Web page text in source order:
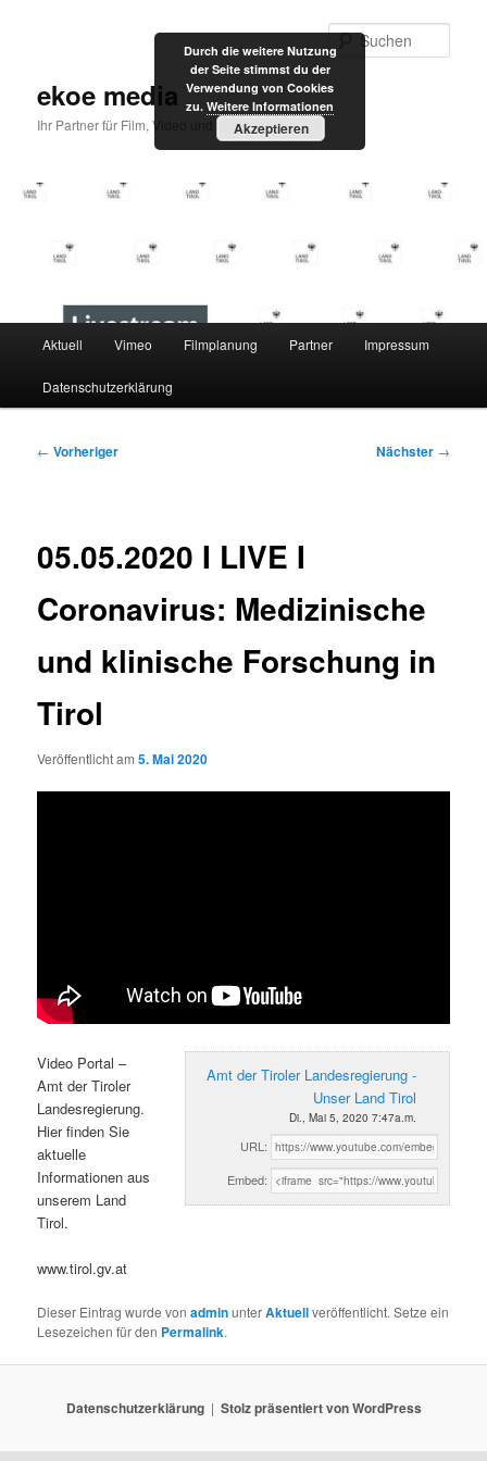
ekoe media
Ihr Partner für Film, Video und Internet
Aktuell Vimeo Filmplanung Partner Impressum
Datenschutzerklärung
Beitragsnavigation
← Vorheriger Nächster →
05.05.2020 I LIVE I
Coronavirus: Medizinische
und klinische Forschung in
Tirol
Veröffentlicht am5. Mai 2020
Amt der Tiroler Landesregierung -
Unser Land Tirol
Di., Mai 5, 2020 7:47a.m.
URL:
Embed:
Video Portal –
Amt der Tiroler
Landesregierung.
Hier finden Sie
aktuelle
Informationen aus
unserem Land
Tirol.
www.tirol.gv.at
Dieser Eintrag wurde vonadminunterAktuellveröffentlicht. Setze ein
Lesezeichen für den Permalink.
Datenschutzerklärung Stolz präsentiert von WordPress
Durch die weitere Nutzung
der Seite stimmst du der
Verwendung von Cookies
zu. Weitere Informationen
Akzeptieren